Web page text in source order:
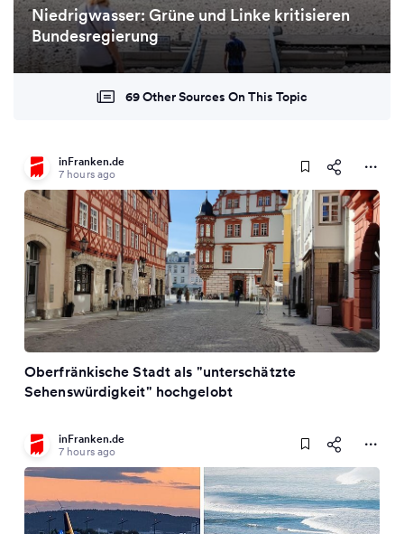
Niedrigwasser: Grüne und Linke kritisieren
Bundesregierung
69 Other Sources On This Topic
inFranken.de
7 hours ago
Oberfränkische Stadt als "unterschätzte
Sehenswürdigkeit" hochgelobt
inFranken.de
7 hours ago